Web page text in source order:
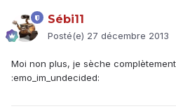
Sébi11
Posté(e) 27 décembre 2013
Moi non plus, je sèche
:emo_im_undecided: